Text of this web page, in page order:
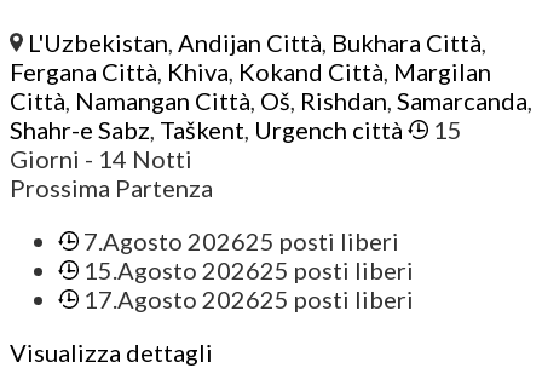
L'Uzbekistan,Andijan Città, Bukhara Città,
Fergana Città, Khiva, Kokand Città, Margilan
Città, Namangan Città, Oš, Rishdan, Samarcanda,
Shahr-e Sabz, Taškent, Urgench città
15
Giorni - 14 Notti
Prossima Partenza
7.Agosto 202625 posti liberi
15.Agosto 202625 posti liberi
17.Agosto 202625 posti liberi
Visualizza dettagli